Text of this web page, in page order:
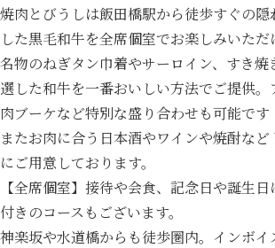
焼肉とびうしは飯田橋駅から徒歩すぐの
した黒毛和牛を全席個室でお楽しみいただ
名物のねぎタン巾着やサーロイン、すき焼
選した和牛を一番おいしい方法でご提供
肉ブーケなど特別な盛り合わせも可能です
またお肉に合う日本酒やワインや焼酎な
にご用意しております。
【全席個室】接待や会食、記念日や誕生
付きのコースもございます。
神楽坂や水道橋からも徒歩圏内。インボイ